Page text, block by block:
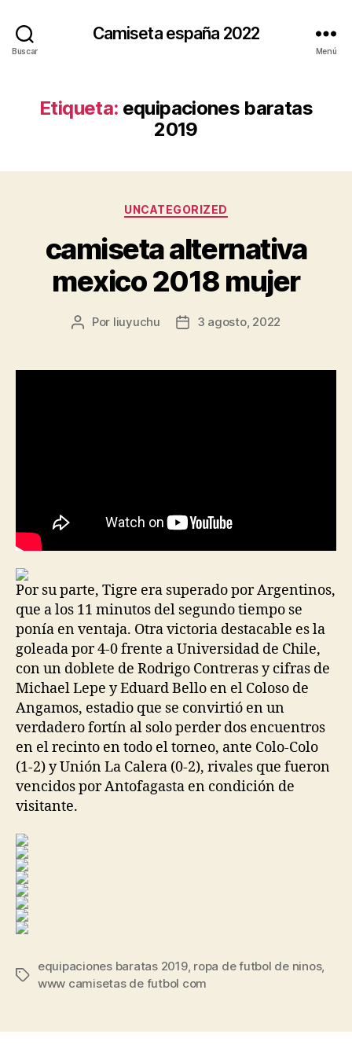
Buscar
Camiseta españa 2022
Menú
Etiqueta: equipaciones baratas
2019
Categorías
UNCATEGORIZED
camiseta alternativa
mexico 2018 mujer
Autor
entrada
Por liuyuchu
Fecha
entrada
3 agosto, 2022
Por su parte, Tigre era superado por Argentinos,
que a los 11 minutos del segundo tiempo se
ponía en ventaja. Otra victoria destacable es la
goleada por 4-0 frente a Universidad de Chile,
con un doblete de Rodrigo Contreras y cifras de
Michael Lepe y Eduard Bello en el Coloso de
Angamos, estadio que se convirtió en un
verdadero fortín al solo perder dos encuentros
en el recinto en todo el torneo, ante Colo-Colo
(1-2) y Unión La Calera (0-2), rivales que fueron
vencidos por Antofagasta en condición de
visitante.
Etiquetas
equipaciones baratas 2019, ropa de futbol de ninos,
www camisetas de futbol com